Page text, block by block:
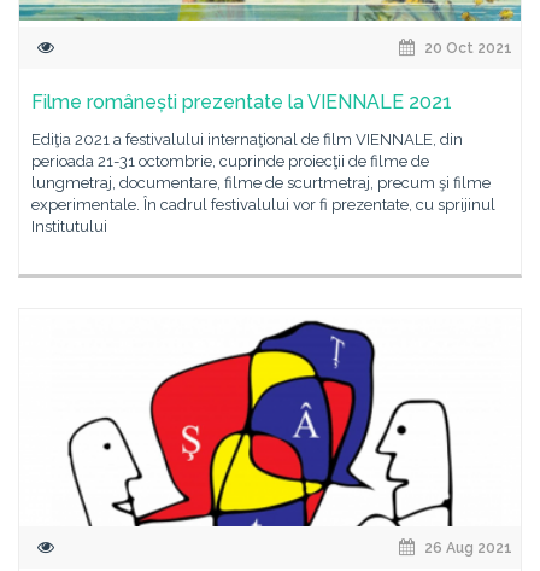
20 Oct 2021
Filme românești prezentate la VIENNALE 2021
Ediţia 2021 a festivalului internaţional de film VIENNALE, din
perioada 21-31 octombrie, cuprinde proiecţii de filme de
lungmetraj, documentare, filme de scurtmetraj, precum şi filme
experimentale. În cadrul festivalului vor fi prezentate, cu sprijinul
Institutului
26 Aug 2021